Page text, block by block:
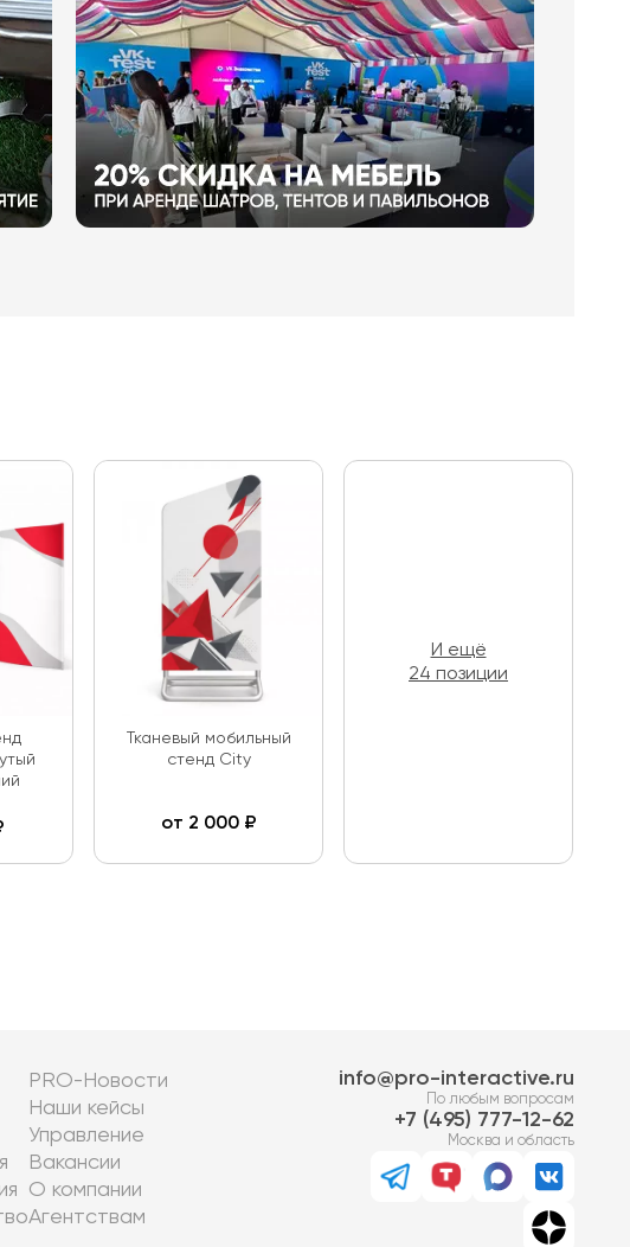
Тканевый мобильный
стенд City
от 2 000₽
И ещё
24 позиции
PRO-Новости
Наши кейсы
Управление
Вакансии
О компании
Агентствам
info@pro-interactive.ru
По любым вопросам
7 (495) 777-12-62
Москва и область